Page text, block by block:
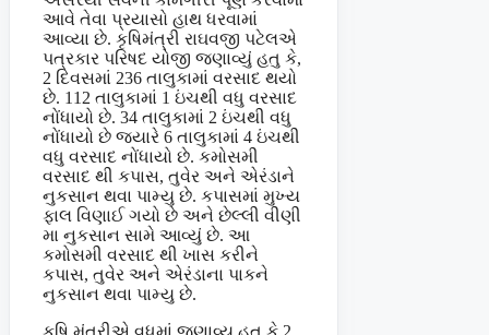
આવે તેવા પ્રયાસો હાથ ધરવામાં
આવ્યા છે. કૃષિમંત્રી રાઘવજી પટેલએ
પત્રકાર પરિષદ યોજી જણાવ્યું હતુ કે,
2 દિવસમાં 236 તાલુકામાં વરસાદ થયો
છે. 112 તાલુકામાં 1 ઇંચથી વધુ વરસાદ
નોંધાયો છે. 34 તાલુકામાં 2 ઇંચથી વધુ
નોંધાયો છે જ્યારે 6 તાલુકામાં 4 ઇંચથી
વધુ વરસાદ નોંધાયો છે. કમોસમી
વરસાદ થી કપાસ, તુવેર અને એરંડાને
નુકસાન થવા પામ્યુ છે. કપાસમાં મુખ્ય
ફાલ વિણાઈ ગયો છે અને છેલ્લી વીણી
મા નુકસાન સામે આવ્યું છે. આ
કમોસમી વરસાદ થી ખાસ કરીને
કપાસ, તુવેર અને એરંડાના પાકને
નુકસાન થવા પામ્યુ છે.
કૃષિ મંત્રીએ વધુમાં જણાવ્યુ હતુ કે 2